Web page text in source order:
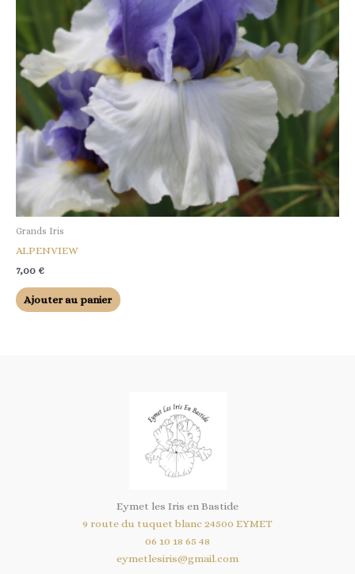
Grands Iris
ALPENVIEW
7,00 €
Ajouter au panier
Eymet les Iris en Bastide
9 route du tuquet blanc 24500 EYMET
06 10 18 65 48
eymetlesiris@gmail.com